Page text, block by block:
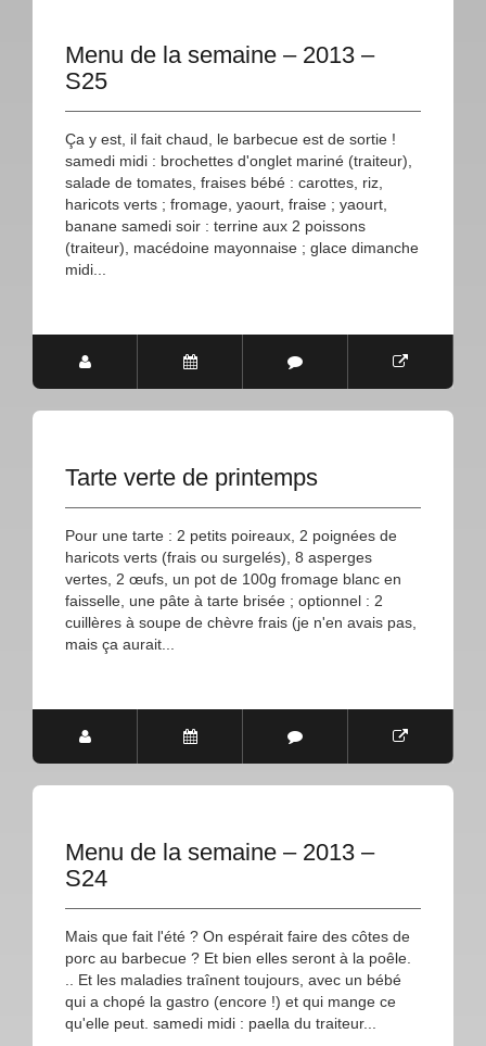
Menu de la semaine – 2013 –
S25
Ça y est, il fait chaud, le barbecue est de sortie !
samedi midi : brochettes d'onglet mariné (traiteur),
salade de tomates, fraises bébé : carottes, riz,
haricots verts ; fromage, yaourt, fraise ; yaourt,
banane samedi soir : terrine aux 2 poissons
(traiteur), macédoine mayonnaise ; glace dimanche
midi...
Tarte verte de printemps
Pour une tarte : 2 petits poireaux, 2 poignées de
haricots verts (frais ou surgelés), 8 asperges
vertes, 2 œufs, un pot de 100g fromage blanc en
faisselle, une pâte à tarte brisée ; optionnel : 2
cuillères à soupe de chèvre frais (je n'en avais pas,
mais ça aurait...
Menu de la semaine – 2013 –
S24
Mais que fait l'été ? On espérait faire des côtes de
porc au barbecue ? Et bien elles seront à la poêle.
.. Et les maladies traînent toujours, avec un bébé
qui a chopé la gastro (encore !) et qui mange ce
qu'elle peut. samedi midi : paella du traiteur...